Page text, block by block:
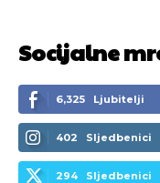
Socijalne
6,325 Ljubitelji
402 Sljedbenici
294 Sljedbenici